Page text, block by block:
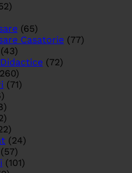
(65)
Casatorie (77)
(43)
(72)
(71)
(24)
(57)
(101)